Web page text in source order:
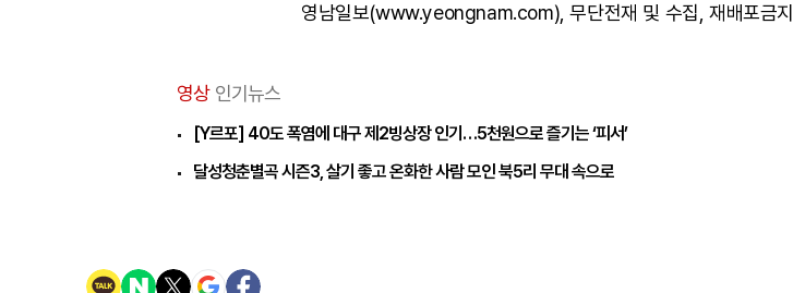
영남일보(www.yeongnam.com), 무단전재 및 수집, 재배포금지
영상 인기뉴스
[Y르포] 40도 폭염에 대구 제2빙상장 인기…5천원으로 즐기는 ‘피서’
달성청춘별곡 시즌3, 살기 좋고 온화한 사람 모인 북5리 무대 속으로